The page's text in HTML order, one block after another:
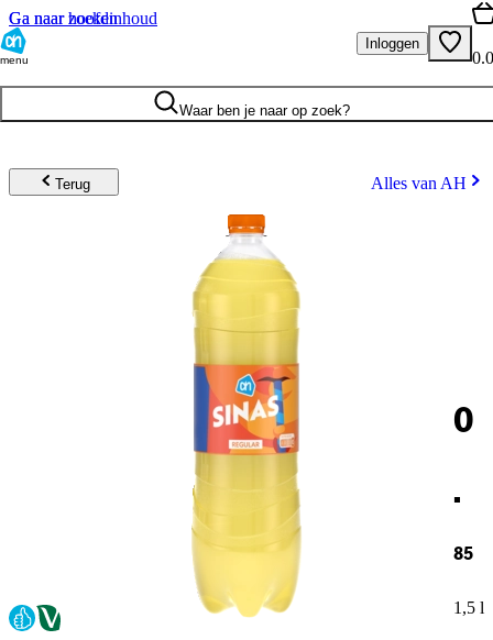
Ga naar hoofdinhoud
Ga naar zoeken
menu
Inloggen
Waar ben je naar op zoek?
Terug Alles van AH
0
.
85
1,5 l